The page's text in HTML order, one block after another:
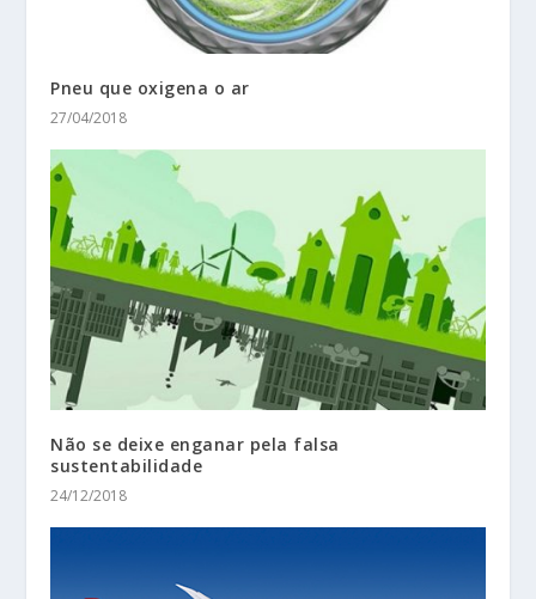
Pneu que oxigena o ar
27/04/2018
Não se deixe enganar pela falsa
sustentabilidade
24/12/2018